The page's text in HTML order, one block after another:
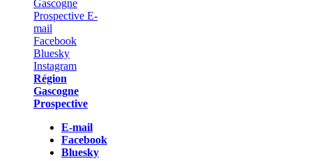
Région
Gascogne
Prospective
E-mail
Facebook
Bluesky